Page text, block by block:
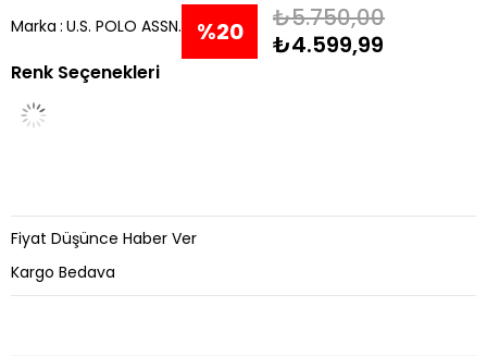
Marka : U.S. POLO ASSN. %20
₺5.750,00
₺4.599,99
Renk Seçenekleri
Fiyat Düşünce Haber Ver
Kargo Bedava